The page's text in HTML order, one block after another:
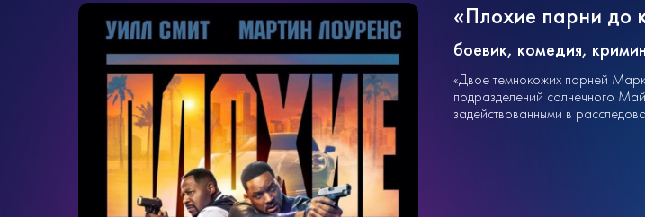
«Плохие парни до
боевик, комедия,
«Двое темнокожих парней
подразделений солнечного
задействованными в